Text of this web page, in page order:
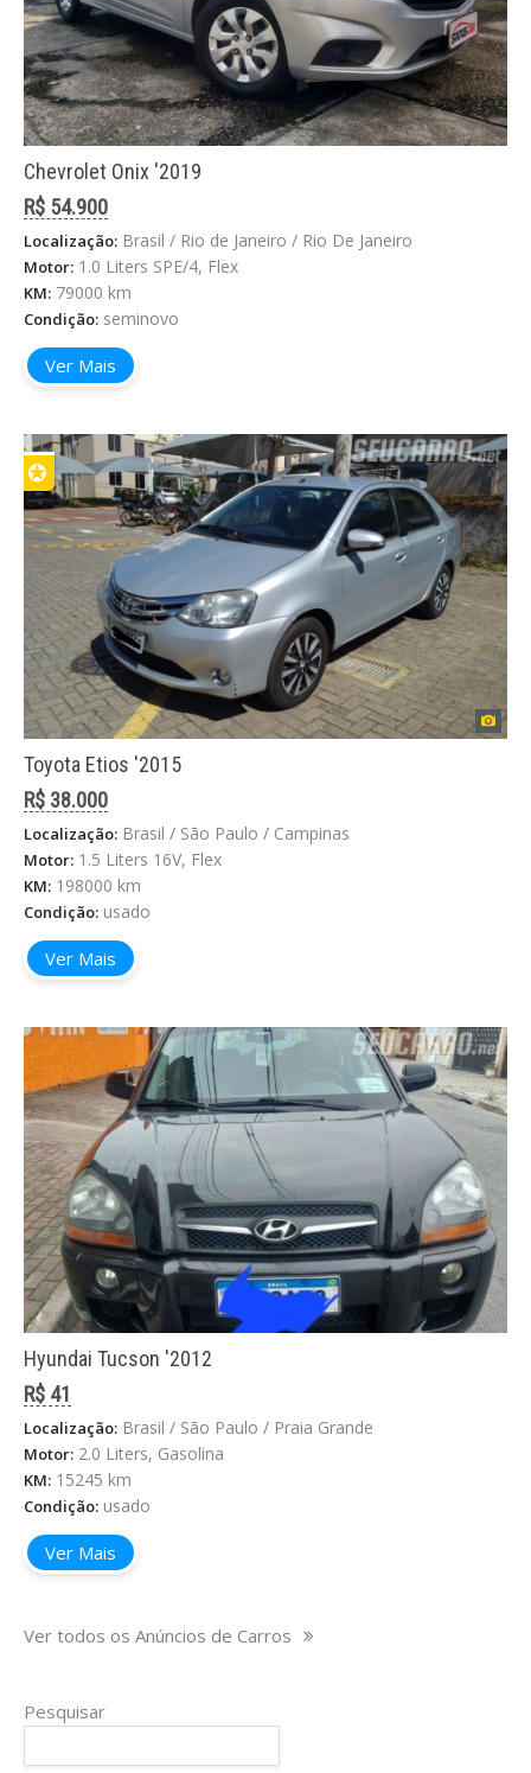
Chevrolet Onix '2019
R$ 54.900
Localização: Brasil / Rio de Janeiro / Rio De Janeiro
Motor: 1.0 Liters SPE/4, Flex
KM: 79000 km
Condição: seminovo
Ver Mais
✪
Toyota Etios '2015
R$ 38.000
Localização: Brasil / São Paulo / Campinas
Motor: 1.5 Liters 16V, Flex
KM: 198000 km
Condição: usado
Ver Mais
Hyundai Tucson '2012
R$ 41
Localização: Brasil / São Paulo / Praia Grande
Motor: 2.0 Liters, Gasolina
KM: 15245 km
Condição: usado
Ver Mais
Ver todos os Anúncios de Carros
Pesquisar